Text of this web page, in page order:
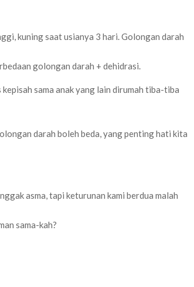
kuning saat usianya 3 hari. Golongan darah
golongan darah + dehidrasi.
sama anak yang lain dirumah tiba-tiba
darah boleh beda, yang penting hati kita
asma, tapi keturunan kami berdua malah
sama-kah?